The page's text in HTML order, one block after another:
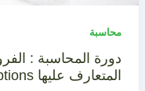
محاسبة
دورة المحاسبة :
المتعارف عليها Accounting Assumptions